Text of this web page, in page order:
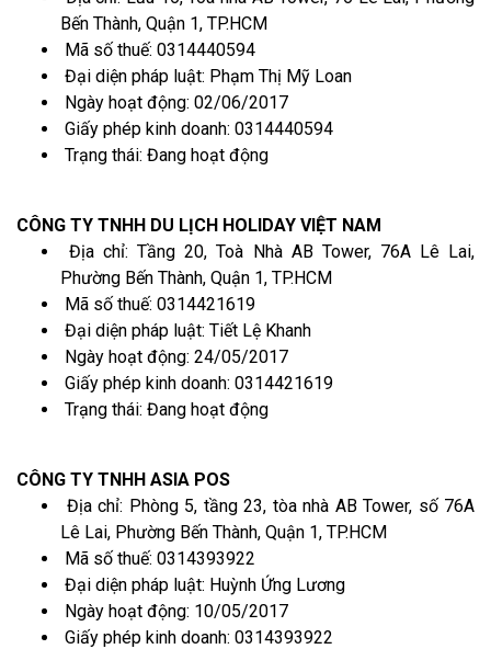
Bến Thành, Quận 1, TP.HCM
Mã số thuế: 0314440594
Đại diện pháp luật: Phạm Thị Mỹ Loan
Ngày hoạt động: 02/06/2017
Giấy phép kinh doanh: 0314440594
Trạng thái: Đang hoạt động
CÔNG TY TNHH DU LỊCH HOLIDAY VIỆT NAM
Địa chỉ: Tầng 20, Toà Nhà AB Tower, 76A Lê Lai,
Phường Bến Thành, Quận 1, TP.HCM
Mã số thuế: 0314421619
Đại diện pháp luật: Tiết Lệ Khanh
Ngày hoạt động: 24/05/2017
Giấy phép kinh doanh: 0314421619
Trạng thái: Đang hoạt động
CÔNG TY TNHH ASIA POS
Địa chỉ: Phòng 5, tầng 23, tòa nhà AB Tower, số 76A
Lê Lai, Phường Bến Thành, Quận 1, TP.HCM
Mã số thuế: 0314393922
Đại diện pháp luật: Huỳnh Ứng Lương
Ngày hoạt động: 10/05/2017
Giấy phép kinh doanh: 0314393922